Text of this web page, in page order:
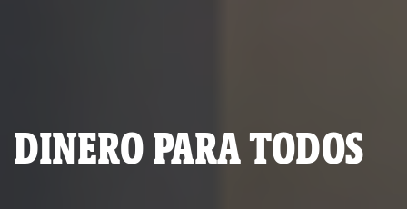
DINERO PARA TODOS